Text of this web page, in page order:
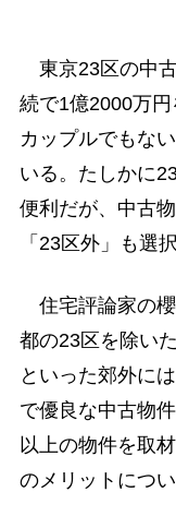
東京23区の中
続で1億2000万
カップルでもな
いる。たしかに
便利だが、中古
「23区外」も選
住宅評論家の
都の23区を除い
といった郊外に
で優良な中古物
以上の物件を取
のメリットについ